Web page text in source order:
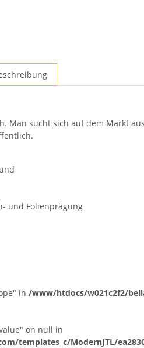
Man sucht sich auf dem Markt
und Folienprägung
in /www/htdocs/w021c2f2/
on null in
templates_c/ModernJTL/